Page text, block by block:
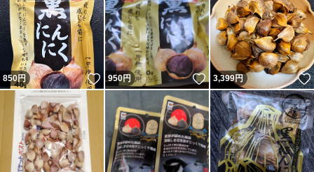
850円 いいね！
950円 いいね！
3,399円